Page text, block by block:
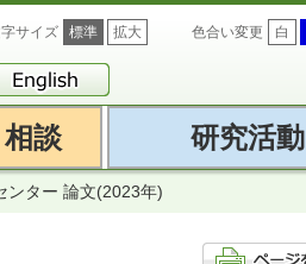
サイズ 標準 拡大 色合い変更 白
談 研究活動
ンター 論文(2023年)